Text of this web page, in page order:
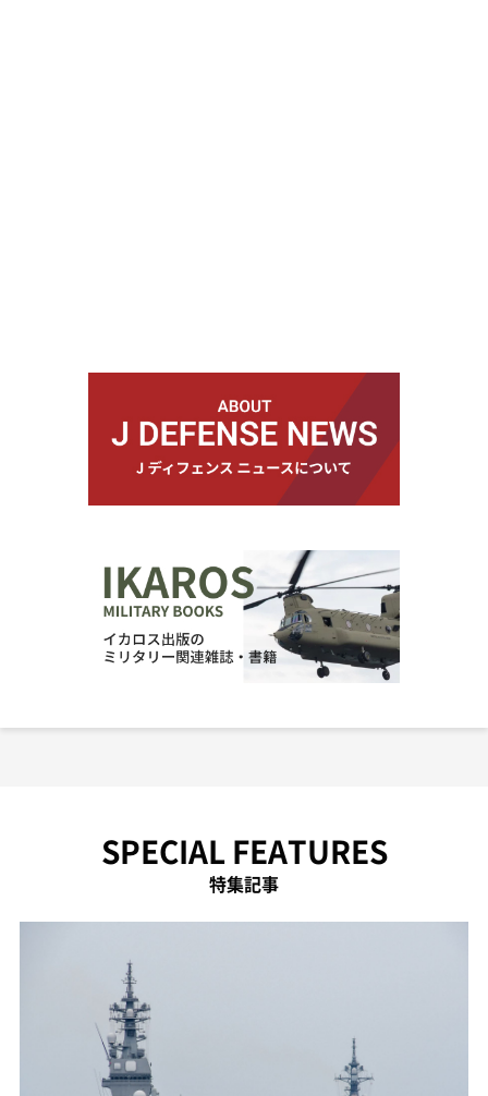
SPECIAL FEATURES
特集記事